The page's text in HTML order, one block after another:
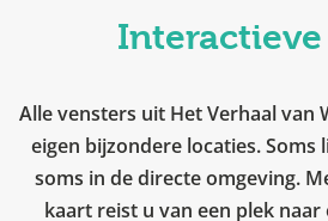
Alle vensters uit Het Verhaal van
eigen bijzondere locaties. Soms
soms in de directe omgeving.
kaart reist u van een plek naar